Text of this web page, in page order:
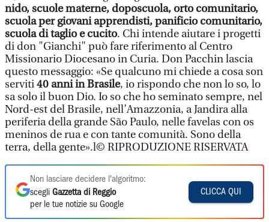
nido, scuole materne, doposcuola, orto comunitario,
scuola per giovani apprendisti, panificio comunitario,
scuola di taglio e cucito. Chi intende aiutare i progetti
di don "Gianchi" può fare riferimento al Centro
Missionario Diocesano in Curia. Don Pacchin lascia
questo messaggio: «Se qualcuno mi chiede a cosa son
serviti40 anni in Brasile, io rispondo che non lo so, lo
sa solo il buon Dio. Io so che ho seminato sempre, nel
Nord-est del Brasile, nell’Amazzonia, a Jandira alla
periferia della grande São Paulo, nelle favelas con os
meninos de rua e con tante comunità. Sono della
terra, della gente».l© RIPRODUZIONE RISERVATA
Non lasciare decidere l'algoritmo:
scegli Gazzetta di Reggio
per le tue notizie su Google
CLICCA QUI